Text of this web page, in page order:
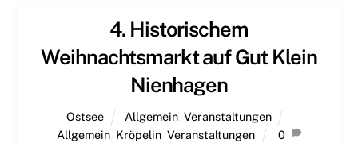
4. Historischem
Weihnachtsmarkt auf Gut Klein
Nienhagen
Ostsee Allgemein, Veranstaltungen
Allgemein Kröpelin ,Veranstaltungen 0